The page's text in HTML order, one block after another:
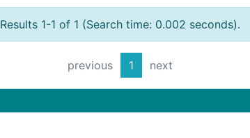
Results 1-1 of 1 (Search time: 0.002 seconds).
previous 1 next